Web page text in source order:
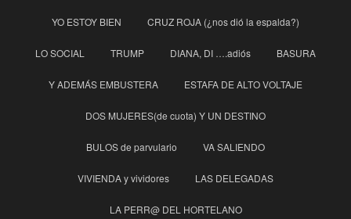
YO ESTOY BIEN CRUZ ROJA (¿nos dió la espalda?)
LO SOCIAL TRUMP DIANA, DI ….adiós BASURA
Y ADEMÁS EMBUSTERA ESTAFA DE ALTO VOLTAJE
DOS MUJERES(de cuota) Y UN DESTINO
BULOS de parvulario VA SALIENDO
VIVIENDA y vividores LAS DELEGADAS
LA PERR@ DEL HORTELANO